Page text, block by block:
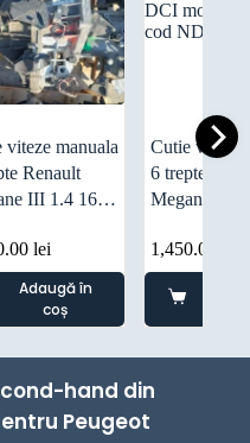
viteze manuala
Renault
III 1.4 16V
cod TL4060
lei
Adaugă în
coș
Cutie viteze
6 trepte
Megane 1.6
ND4012
1,450.00
hand din
Peugeot